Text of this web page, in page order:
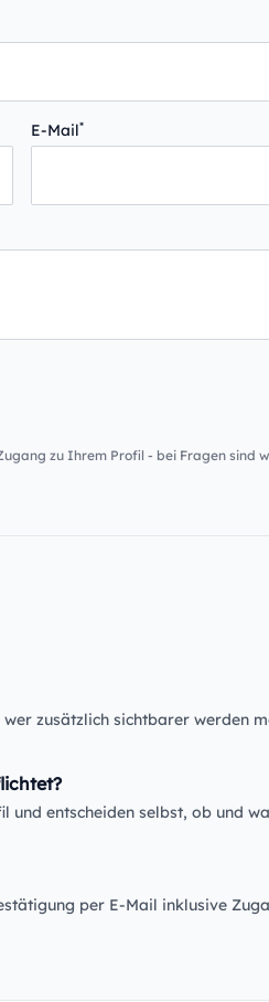
E-Mail*
zu Ihrem Profil - bei Fragen sind
zusätzlich sichtbarer werden
entscheiden selbst, ob und
per E-Mail inklusive